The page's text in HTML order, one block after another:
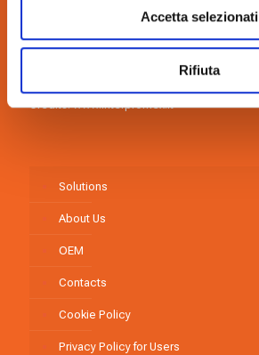
Accetta selezionati
Rifiuta
nimax@nimax.it
Pec:amministrazione.nimax@gigapec.it
Credits:www.interpromex.it
Solutions
About Us
OEM
Contacts
Cookie Policy
Privacy Policy for Users